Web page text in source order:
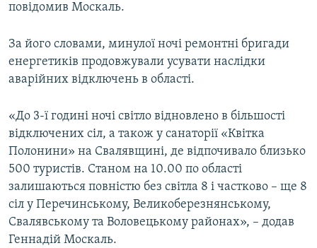
повідомив Москаль.
За його словами, минулої ночі ремонтні бригади
енергетиків продовжували усувати наслідки
аварійних відключень в області.
«До 3-ї годині ночі світло відновлено в більшості
відключених сіл, а також у санаторії «Квітка
Полонини» на Свалявщині, де відпочивало близько
500 туристів. Станом на 10.00 по області
залишаються повністю без світла 8 і частково – ще 8
сіл у Перечинському, Великоберезнянському,
Свалявському та Воловецькому районах», – додав
Геннадій Москаль.